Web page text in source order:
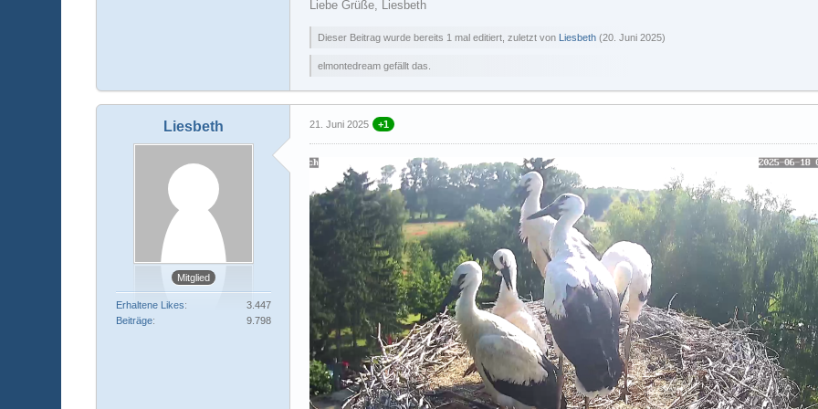
Liebe Grüße, Liesbeth
Dieser Beitrag wurde bereits 1 mal editiert, zuletzt von Liesbeth (20. Juni 2025)
elmontedream gefällt das.
Liesbeth
Mitglied
Erhaltene Likes
3.447
Beiträge
9.798
21. Juni 2025 +1